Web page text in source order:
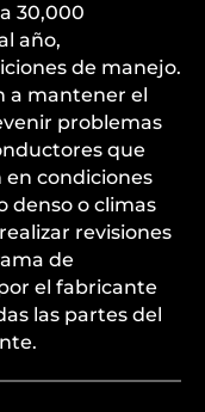
30,000
año,
de manejo.
a mantener el
problemas
que
condiciones
denso o climas
revisiones
de
el fabricante
las partes del